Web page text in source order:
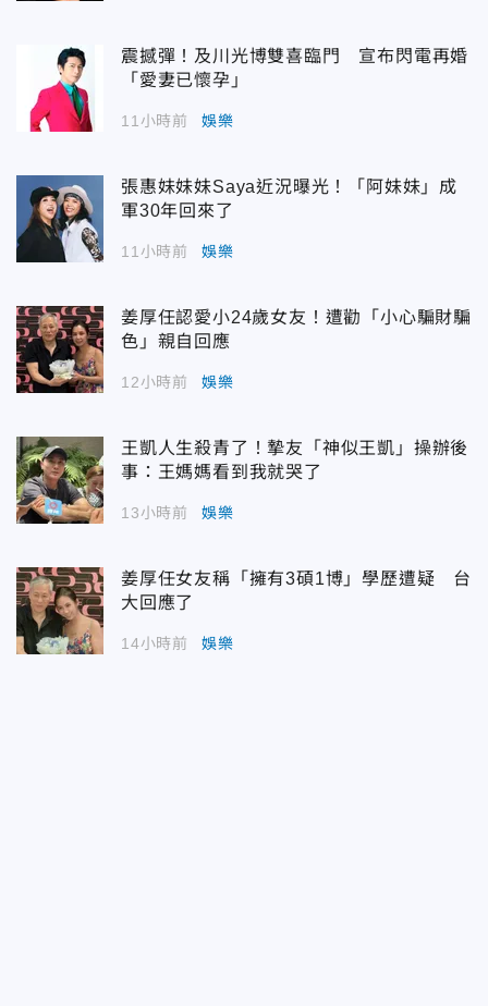
震撼彈！及川光博雙喜臨門 宣布閃電再婚
「愛妻已懷孕」
11小時前 娛樂
張惠妹妹妹Saya近況曝光！「阿妹妹」成
軍30年回來了
11小時前 娛樂
姜厚任認愛小24歲女友！遭勸「小心騙財騙
色」親自回應
12小時前 娛樂
王凱人生殺青了！摯友「神似王凱」操辦後
事：王媽媽看到我就哭了
13小時前 娛樂
姜厚任女友稱「擁有3碩1博」學歷遭疑 台
大回應了
14小時前 娛樂